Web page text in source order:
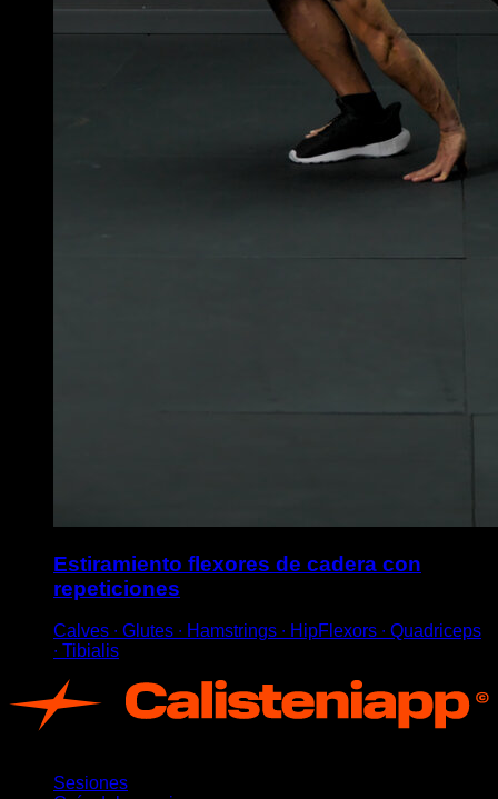
Estiramiento flexores de cadera con
repeticiones
Calves ∙ Glutes ∙ Hamstrings ∙ HipFlexors ∙ Quadriceps
∙ Tibialis
Sesiones